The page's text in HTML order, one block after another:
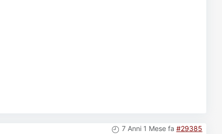
7 Anni 1 Mese fa #29385